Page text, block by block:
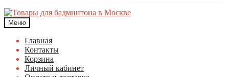
Меню
Главная
Контакты
Корзина
Личный кабинет